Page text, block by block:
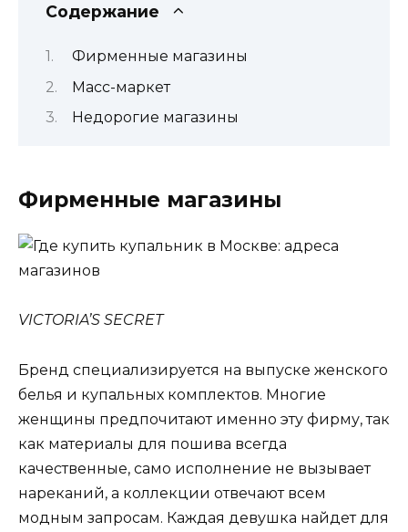
Содержание
Фирменные магазины
Масс-маркет
Недорогие магазины
Фирменные магазины
VICTORIA’S SECRET
Бренд специализируется на выпуске женского
белья и купальных комплектов. Многие
женщины предпочитают именно эту фирму, так
как материалы для пошива всегда
качественные, само исполнение не вызывает
нареканий, а коллекции отвечают всем
модным запросам. Каждая девушка найдет для